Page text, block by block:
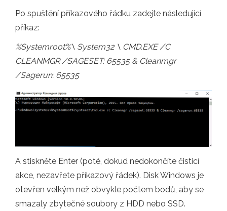
Po spuštění příkazového řádku zadejte následující
příkaz:
%Systemroot%\ System32 \ CMD.EXE /C
CLEANMGR /SAGESET: 65535 & Cleanmgr
/Sagerun: 65535
A stiskněte Enter (poté, dokud nedokončíte čisticí
akce, nezavřete příkazový řádek). Disk Windows je
otevřen velkým než obvykle počtem bodů, aby se
smazaly zbytečné soubory z HDD nebo SSD.